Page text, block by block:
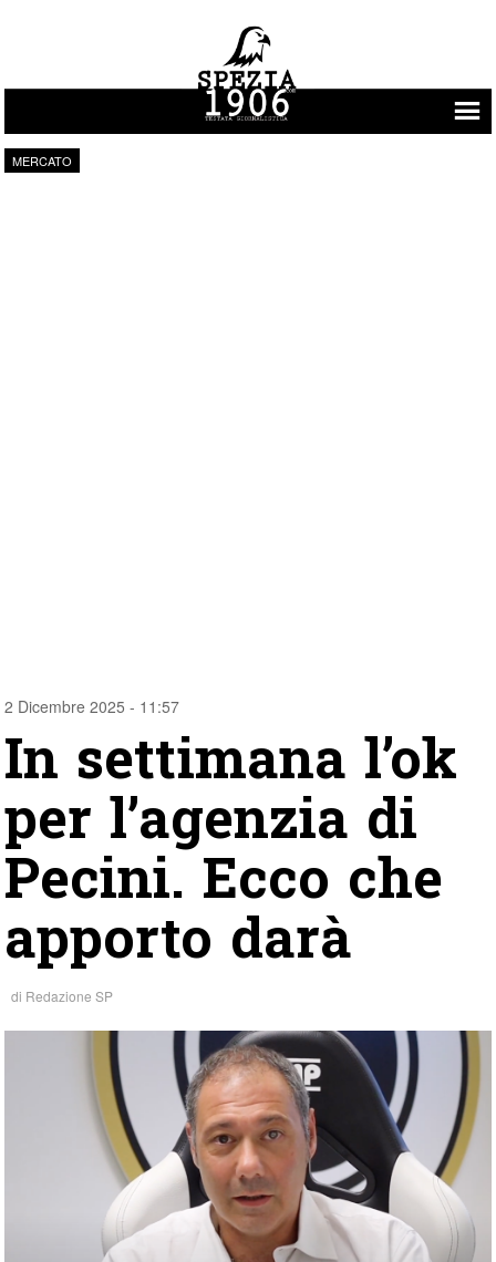
Vai al contenuto
MERCATO
2 Dicembre 2025 - 11:57
In settimana l’ok
per l’agenzia di
Pecini. Ecco che
apporto darà
di Redazione SP